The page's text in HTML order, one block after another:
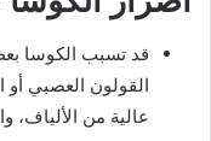
قد تسبب الكوسا
القولون العصبي أو
عالية من الألياف،